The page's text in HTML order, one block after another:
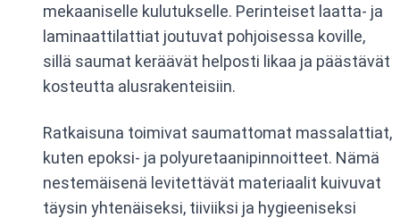
mekaaniselle kulutukselle. Perinteiset laatta- ja
laminaattilattiat joutuvat pohjoisessa koville,
sillä saumat keräävät helposti likaa ja päästävät
kosteutta alusrakenteisiin.
Ratkaisuna toimivat saumattomat massalattiat,
kuten epoksi- ja polyuretaanipinnoitteet. Nämä
nestemäisenä levitettävät materiaalit kuivuvat
täysin yhtenäiseksi, tiiviiksi ja hygieeniseksi